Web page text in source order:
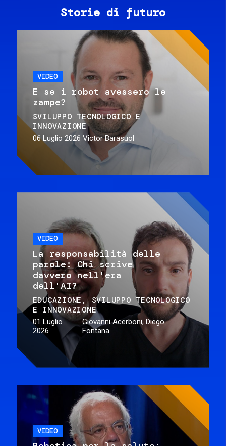
Storie di futuro
VIDEO
E se i robot avessero le
zampe?
SVILUPPO TECNOLOGICO E
INNOVAZIONE
06 Luglio 2026 Victor Barasuol
VIDEO
La responsabilità delle
parole: Chi scrive
davvero nell'era
dell'AI?
EDUCAZIONE
SVILUPPO TECNOLOGICO
E INNOVAZIONE
01 Luglio
2026
Giovanni Acerboni, Diego
Fontana
VIDEO